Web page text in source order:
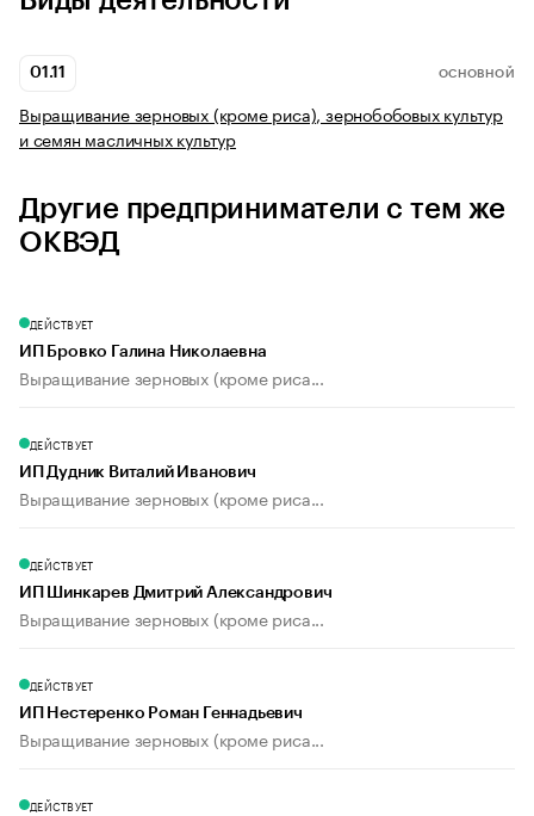
01.11 ОСНОВНОЙ
Выращивание зерновых (кроме риса), зернобобовых культур
и семян масличных культур
Другие предприниматели с тем же
ОКВЭД
ДЕЙСТВУЕТ
ИП Бровко Галина Николаевна
Выращивание зерновых (кроме риса...
ДЕЙСТВУЕТ
ИП Дудник Виталий Иванович
Выращивание зерновых (кроме риса...
ДЕЙСТВУЕТ
ИП Шинкарев Дмитрий Александрович
Выращивание зерновых (кроме риса...
ДЕЙСТВУЕТ
ИП Нестеренко Роман Геннадьевич
Выращивание зерновых (кроме риса...
ДЕЙСТВУЕТ